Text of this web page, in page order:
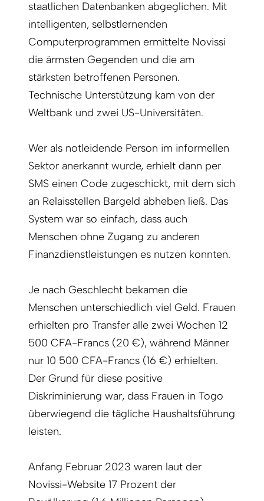
staatlichen Datenbanken abgeglichen. Mit
intelligenten, selbstlernenden
Computerprogrammen ermittelte Novissi
die ärmsten Gegenden und die am
stärksten betroffenen Personen.
Technische Unterstützung kam von der
Weltbank und zwei US-Universitäten.
Wer als notleidende Person im informellen
Sektor anerkannt wurde, erhielt dann per
SMS einen Code zugeschickt, mit dem sich
an Relaisstellen Bargeld abheben ließ. Das
System war so einfach, dass auch
Menschen ohne Zugang zu anderen
Finanzdienstleistungen es nutzen konnten.
Je nach Geschlecht bekamen die
Menschen unterschiedlich viel Geld. Frauen
erhielten pro Transfer alle zwei Wochen 12
500 CFA-Francs (20 €), während Männer
nur 10 500 CFA-Francs (16 €) erhielten.
Der Grund für diese positive
Diskriminierung war, dass Frauen in Togo
überwiegend die tägliche Haushaltsführung
leisten.
Anfang Februar 2023 waren laut der
Novissi-Website 17 Prozent der